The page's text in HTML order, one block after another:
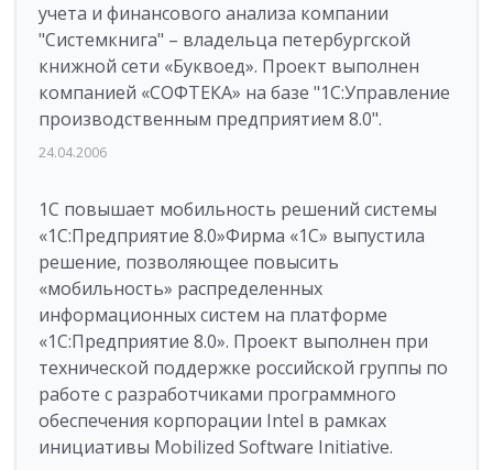
учета и финансового анализа компании
"Системкнига" – владельца петербургской
книжной сети «Буквоед». Проект выполнен
компанией «СОФТЕКА» на базе "1С:Управление
производственным предприятием 8.0".
24.04.2006
1C повышает мобильность решений системы
«1С:Предприятие 8.0»Фирма «1С» выпустила
решение, позволяющее повысить
«мобильность» распределенных
информационных систем на платформе
«1С:Предприятие 8.0». Проект выполнен при
технической поддержке российской группы по
работе с разработчиками программного
обеспечения корпорации Intel в рамках
инициативы Mobilized Software Initiative.